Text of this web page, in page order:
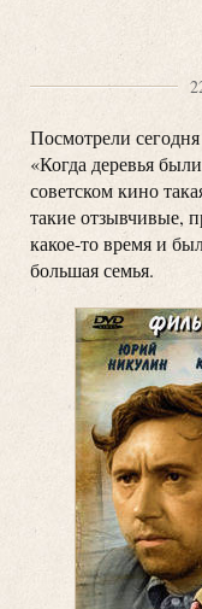
Посмотрели
«Когда деревья
советском кино
такие отзывчивые,
какое-то время и
большая семья.